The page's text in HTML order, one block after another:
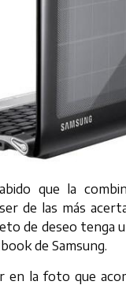
que la
de las más
de deseo tenga
de Samsung.
en la foto que